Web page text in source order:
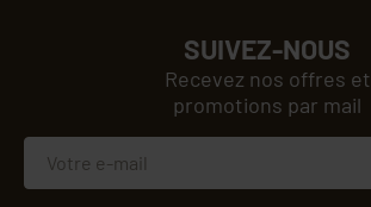
SUIVEZ-NOUS
Recevez nos offres et
promotions par mail